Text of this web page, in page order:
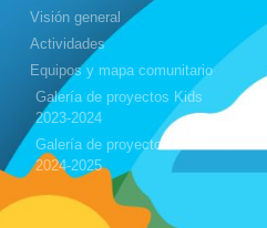
Visión general
Actividades
Equipos y mapa comunitario
Galería de proyectos Kids
2023-2024
Galería de proyectos Kids
2024-2025